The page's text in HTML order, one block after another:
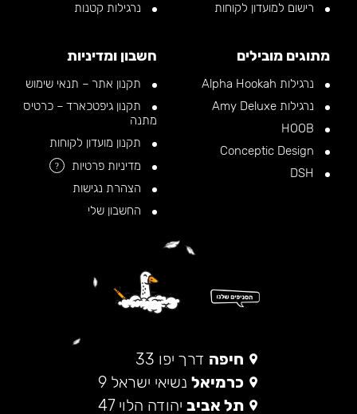
רישום למועדון לקוחות
נרגילות קטנות
מתוגים מובילים
נרגילות Alpha Hookah
נרגילות Amy Deluxe
חשבון ומדיניות
תקנון אתר – תנאי שימוש
תקנון גיפטכארד – כרטיס
מתנה
תקנון מועדון לקוחות
מדיניות פרטיות
?
הצהרת נגישות
החשבון שלי
חיפה דרך יפו 33
כרמיאל נשיאי ישראל 9
תל אביב יהודה הלוי 47